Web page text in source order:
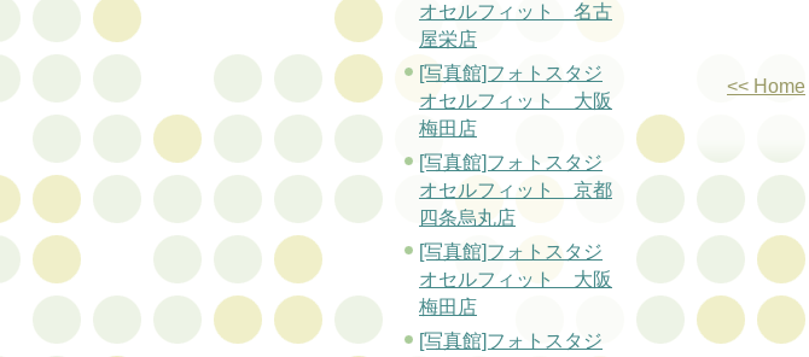
<< Home
オセルフィット 名古
屋栄店
[写真館]フォトスタジ
オセルフィット 大阪
梅田店
[写真館]フォトスタジ
オセルフィット 京都
四条烏丸店
[写真館]フォトスタジ
オセルフィット 大阪
梅田店
[写真館]フォトスタジ